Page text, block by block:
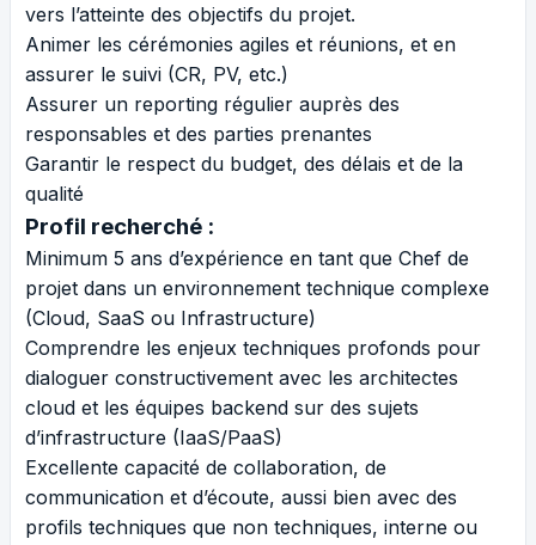
vers l’atteinte des objectifs du projet.
Animer les cérémonies agiles et réunions, et en
assurer le suivi (CR, PV, etc.)
Assurer un reporting régulier auprès des
responsables et des parties prenantes
Garantir le respect du budget, des délais et de la
qualité
Profil recherché :
Minimum 5 ans d’expérience en tant que Chef de
projet dans un environnement technique complexe
(Cloud, SaaS ou Infrastructure)
Comprendre les enjeux techniques profonds pour
dialoguer constructivement avec les architectes
cloud et les équipes backend sur des sujets
d’infrastructure (IaaS/PaaS)
Excellente capacité de collaboration, de
communication et d’écoute, aussi bien avec des
profils techniques que non techniques, interne ou